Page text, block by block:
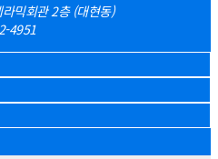
믹회관 2층 (대현동)
4951